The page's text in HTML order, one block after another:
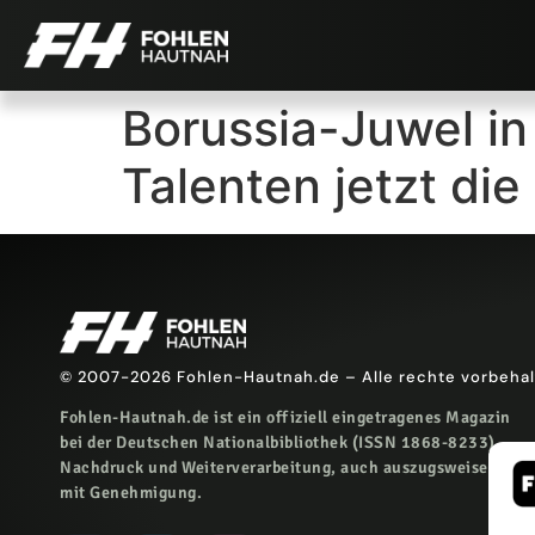
Borussia-Juwel
Talenten jetzt die
© 2007-2026 Fohlen-Hautnah.de – Alle rechte
Fohlen-Hautnah.de ist ein offiziell eingetragenes Magazin
bei der Deutschen Nationalbibliothek (ISSN 1868-8233).
Nachdruck und Weiterverarbeitung, auch auszugsweise, nur
mit Genehmigung.